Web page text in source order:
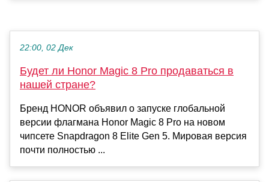
22:00, 02 Дек
Будет ли Honor Magic 8 Pro продаваться в
нашей стране?
Бренд HONOR объявил о запуске глобальной
версии флагмана Honor Magic 8 Pro на новом
чипсете Snapdragon 8 Elite Gen 5. Мировая версия
почти полностью ...